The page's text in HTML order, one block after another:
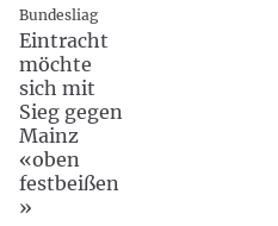
Bundesliag
Eintracht
möchte
sich mit
Sieg gegen
Mainz
«oben
festbeißen
»